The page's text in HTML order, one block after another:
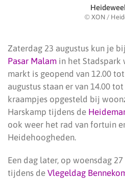
© XON /
Zaterdag 23 augustus kun je
Pasar Malam in het Stadspark
markt is geopend van 12.00
augustus staan er van 14.00
kraampjes opgesteld bij
Harskamp tijdens de
ook weer het rad van fortuin
Heidehoogheden.
Een dag later, op woensdag
tijdens de Vlegeldag